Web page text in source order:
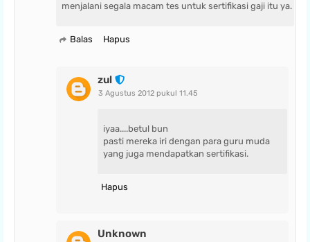
menjalani segala macam tes untuk sertifikasi gaji itu ya.
Balas Hapus
zul
3 Agustus 2012 pukul 11.45
iyaa....betul bun
pasti mereka iri dengan para guru muda
yang juga mendapatkan sertifikasi.
Hapus
Unknown